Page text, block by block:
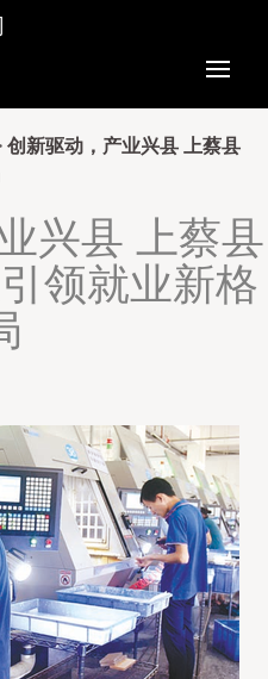
创新驱动，产业兴县 上蔡县
兴县 上蔡县
领就业新格